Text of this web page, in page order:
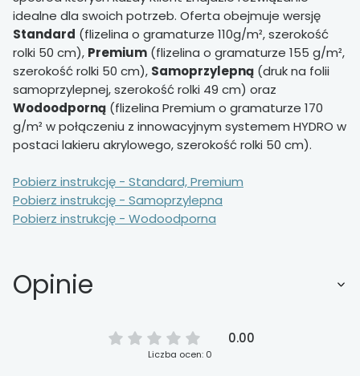
idealne dla swoich potrzeb. Oferta obejmuje wersję
Standard (flizelina o gramaturze 110g/m², szerokość
rolki 50 cm), Premium (flizelina o gramaturze 155 g/m²,
szerokość rolki 50 cm), Samoprzylepną (druk na folii
samoprzylepnej, szerokość rolki 49 cm) oraz
Wodoodporną (flizelina Premium o gramaturze 170
g/m² w połączeniu z innowacyjnym systemem HYDRO w
postaci lakieru akrylowego, szerokość rolki 50 cm).
Pobierz instrukcję - Standard, Premium
Pobierz instrukcję - Samoprzylepna
Pobierz instrukcję - Wodoodporna
Opinie
0.00
Liczba ocen: 0